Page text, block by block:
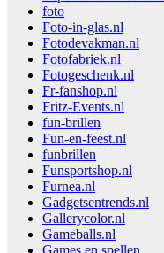
foto
Foto-in-glas.nl
Fotodevakman.nl
Fotofabriek.nl
Fotogeschenk.nl
Fr-fanshop.nl
Fritz-Events.nl
fun-brillen
Fun-en-feest.nl
funbrillen
Funsportshop.nl
Furnea.nl
Gadgetsentrends.nl
Gallerycolor.nl
Gameballs.nl